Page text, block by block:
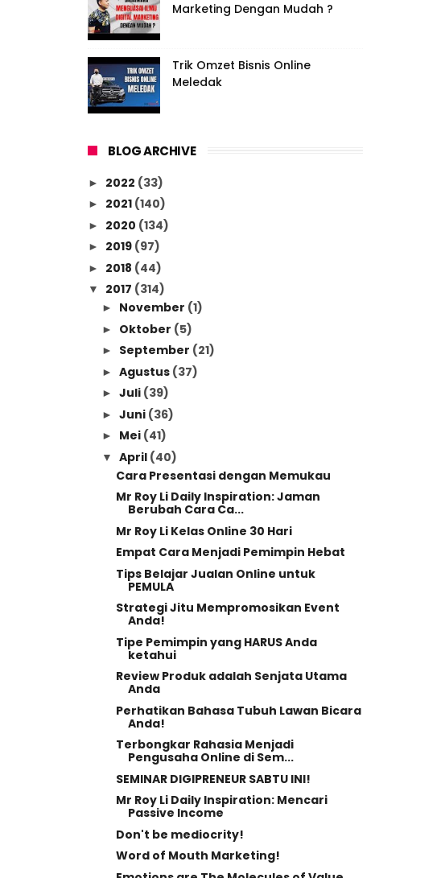
Marketing Dengan Mudah ?
Trik Omzet Bisnis Online
Meledak
BLOG ARCHIVE
► 2022 (33)
► 2021 (140)
► 2020 (134)
► 2019 (97)
► 2018 (44)
▼ 2017 (314)
► November (1)
► Oktober (5)
► September (21)
► Agustus (37)
► Juli (39)
► Juni (36)
► Mei (41)
▼ April (40)
Cara Presentasi dengan Memukau
Mr Roy Li Daily Inspiration: Jaman
Berubah Cara Ca...
Mr Roy Li Kelas Online 30 Hari
Empat Cara Menjadi Pemimpin Hebat
Tips Belajar Jualan Online untuk
PEMULA
Strategi Jitu Mempromosikan Event
Anda!
Tipe Pemimpin yang HARUS Anda
ketahui
Review Produk adalah Senjata Utama
Anda
Perhatikan Bahasa Tubuh Lawan Bicara
Anda!
Terbongkar Rahasia Menjadi
Pengusaha Online di Sem...
SEMINAR DIGIPRENEUR SABTU INI!
Mr Roy Li Daily Inspiration: Mencari
Passive Income
Don't be mediocrity!
Word of Mouth Marketing!